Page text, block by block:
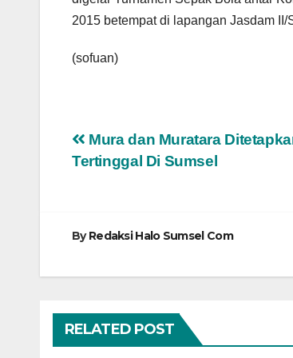
2015 betempat di lapangan Jasdam
(sofuan)
Navigasi
pos
Mura dan Muratara
Tertinggal Di Sumsel
ByRedaksi Halo Sumsel Com
RELATED POST